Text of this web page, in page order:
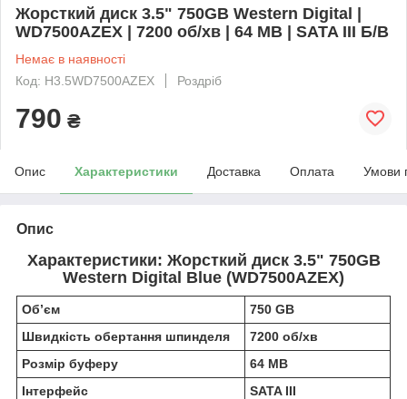
Жорсткий диск 3.5" 750GB Western Digital |
WD7500AZEX | 7200 об/хв | 64 MB | SATA III Б/В
Немає в наявності
Код: H3.5WD7500AZEX
Роздріб
790 ₴
Опис Характеристики Доставка Оплата Умови
Опис
Характеристики: Жорсткий диск 3.5" 750GB
Western Digital Blue (WD7500AZEX)
Об’єм
750 GB
Швидкість обертання шпинделя
7200 об/хв
Розмір буферу
64 MB
Інтерфейс
SATA III